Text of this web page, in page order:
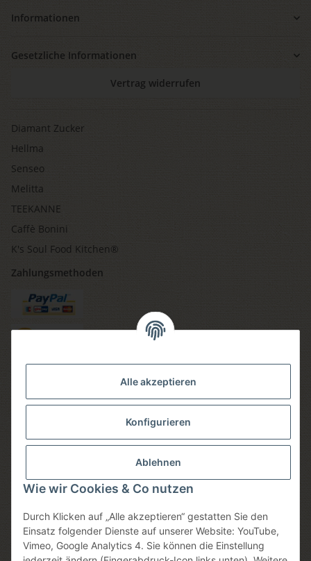
Alle akzeptieren
Konfigurieren
Ablehnen
Wie wir Cookies & Co nutzen
Durch Klicken auf „Alle akzeptieren“ gestatten Sie den
Einsatz folgender Dienste auf unserer Website: YouTube,
Vimeo, Google Analytics 4. Sie können die Einstellung
Informationen
Gesetzliche Informationen
Vertrag widerrufen
Diamant Zucker
Hellma
Senseo
Melitta
TEEKANNE
Caffè Bonini
K's Soul Food Kitchen®
Zahlungsmethoden
Versandmethoden
Sicheres einkaufen